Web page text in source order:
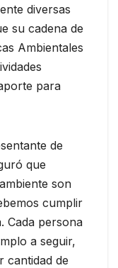
diversas
su cadena de
Ambientales
para
de
que
son
cumplir
Cada persona
a seguir,
cantidad de